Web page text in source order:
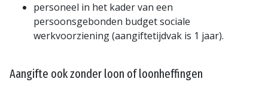
personeel in het kader van een
persoonsgebonden budget sociale
werkvoorziening (aangiftetijdvak is 1 jaar).
Aangifte ook zonder loon of loonheffingen